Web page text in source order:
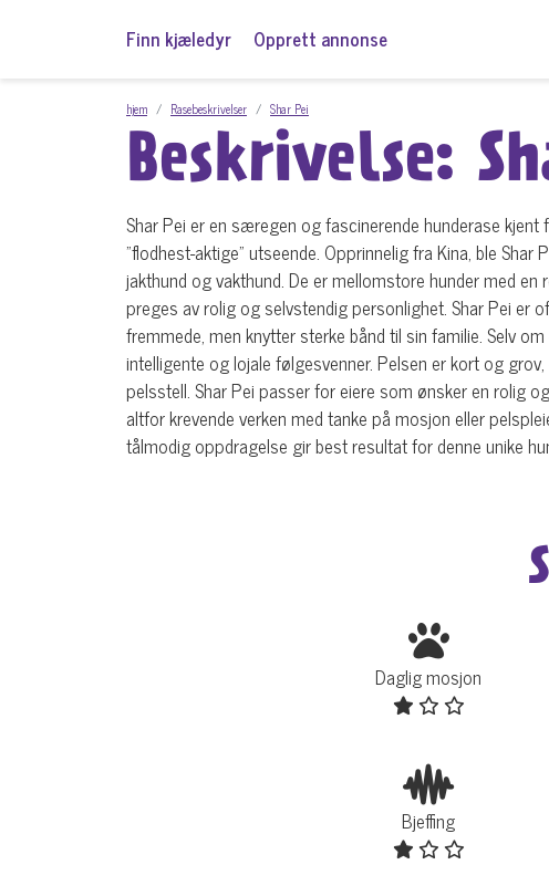
Finn kjæledyr Opprett annonse
hjem Rasebeskrivelser Shar Pei
Beskrivelse:
Shar Pei er en særegen og fascinerende hunderase kjent
"flodhest-aktige" utseende. Opprinnelig fra Kina, ble Shar
jakthund og vakthund. De er mellomstore hunder med en
preges av rolig og selvstendig personlighet. Shar Pei er
fremmede, men knytter sterke bånd til sin familie. Selv
intelligente og lojale følgesvenner. Pelsen er kort og
pelsstell. Shar Pei passer for eiere som ønsker en rolig
altfor krevende verken med tanke på mosjon eller
tålmodig oppdragelse gir best resultat for denne unike
Daglig mosjon
Bjeffing